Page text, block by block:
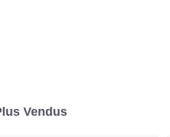
Vendus